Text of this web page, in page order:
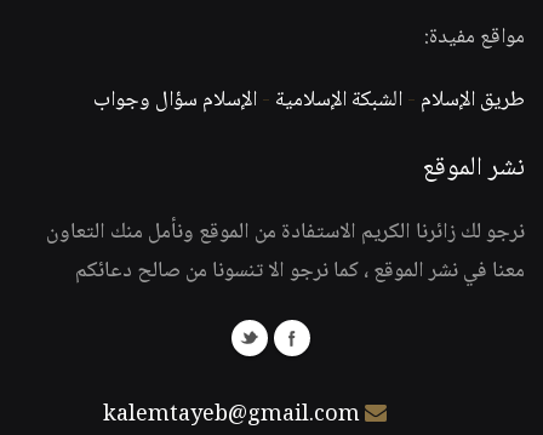
مواقع مفيدة:
طريق الإسلام -الشبكة الإسلامية -الإسلام سؤال وجواب
نشر الموقع
نرجو لك زائرنا الكريم الاستفادة من الموقع ونأمل منك التعاون
معنا في نشر الموقع ، كما نرجو الا تنسونا من صالح دعائكم
kalemtayeb@gmail.com